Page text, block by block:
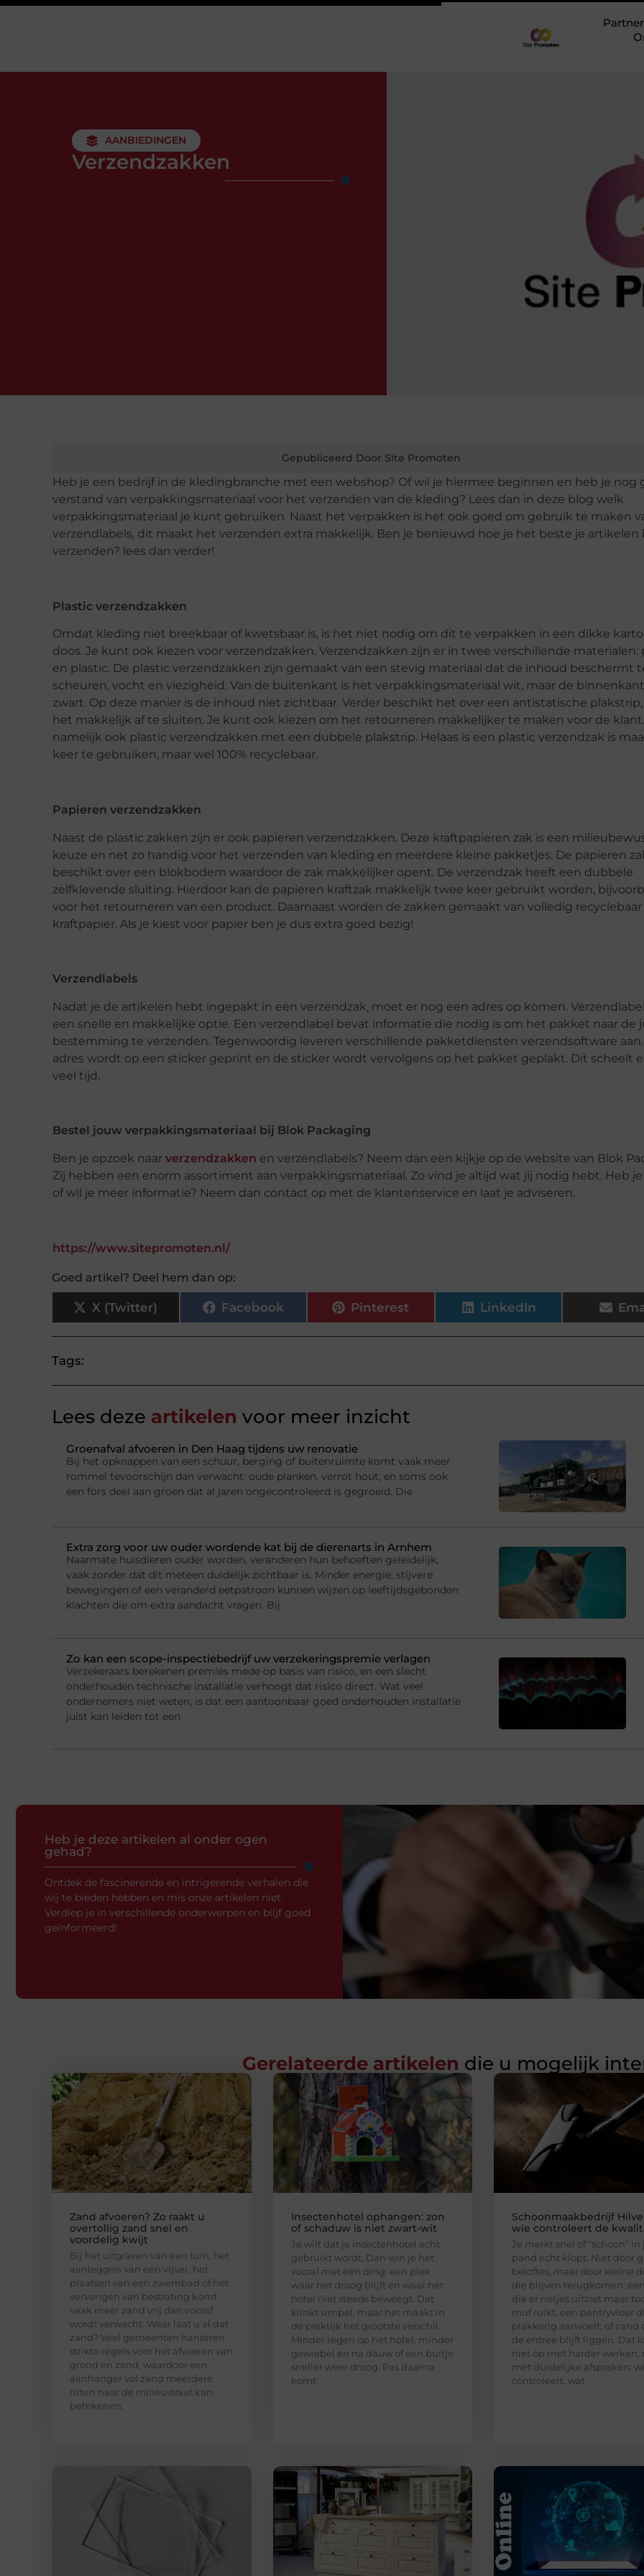
AANBIEDINGEN
Verzendzakken
Gepubliceerd Door Site Promoten
Heb je een bedrijf in de kledingbranche met een webshop? Of wil je hiermee beginnen en heb je nog
verstand van verpakkingsmateriaal voor het verzenden van de kleding? Lees dan in deze blog welk
verpakkingsmateriaal je kunt gebruiken. Naast het verpakken is het ook goed om gebruik te maken
verzendlabels, dit maakt het verzenden extra makkelijk. Ben je benieuwd hoe je het beste je
verzenden? lees dan verder!
Plastic verzendzakken
Omdat kleding niet breekbaar of kwetsbaar is, is het niet nodig om dit te verpakken in een dikke
doos. Je kunt ook kiezen voor verzendzakken. Verzendzakken zijn er in twee verschillende materialen:
en plastic. De plastic verzendzakken zijn gemaakt van een stevig materiaal dat de inhoud beschermt
scheuren, vocht en viezigheid. Van de buitenkant is het verpakkingsmateriaal wit, maar de
zwart. Op deze manier is de inhoud niet zichtbaar. Verder beschikt het over een antistatische plakstrip,
het makkelijk af te sluiten. Je kunt ook kiezen om het retourneren makkelijker te maken voor de
namelijk ook plastic verzendzakken met een dubbele plakstrip. Helaas is een plastic verzendzak is
keer te gebruiken, maar wel 100% recyclebaar.
Papieren verzendzakken
Naast de plastic zakken zijn er ook papieren verzendzakken. Deze kraftpapieren zak is een
keuze en net zo handig voor het verzenden van kleding en meerdere kleine pakketjes. De papieren
beschikt over een blokbodem waardoor de zak makkelijker opent. De verzendzak heeft een dubbele
zelfklevende sluiting. Hierdoor kan de papieren kraftzak makkelijk twee keer gebruikt worden,
voor het retourneren van een product. Daarnaast worden de zakken gemaakt van volledig recyclebaar
kraftpapier. Als je kiest voor papier ben je dus extra goed bezig!
Verzendlabels
Nadat je de artikelen hebt ingepakt in een verzendzak, moet er nog een adres op komen.
een snelle en makkelijke optie. Een verzendlabel bevat informatie die nodig is om het pakket naar de
bestemming te verzenden. Tegenwoordig leveren verschillende pakketdiensten verzendsoftware
adres wordt op een sticker geprint en de sticker wordt vervolgens op het pakket geplakt. Dit scheelt
veel tijd.
Bestel jouw verpakkingsmateriaal bij Blok Packaging
Ben je opzoek naar verzendzakken en verzendlabels? Neem dan een kijkje op de website van Blok
Zij hebben een enorm assortiment aan verpakkingsmateriaal. Zo vind je altijd wat jij nodig hebt. Heb
of wil je meer informatie? Neem dan contact op met de klantenservice en laat je adviseren.
https://www.sitepromoten.nl/
Goed artikel? Deel hem dan op:
X (Twitter) Facebook Pinterest LinkedIn
Tags:
Lees deze artikelen voor meer inzicht
Groenafval afvoeren in Den Haag tijdens uw renovatie
Bij het opknappen van een schuur, berging of buitenruimte komt vaak meer
rommel tevoorschijn dan verwacht: oude planken, verrot hout, en soms ook
een fors deel aan groen dat al jaren ongecontroleerd is gegroeid. Die
Extra zorg voor uw ouder wordende kat bij de dierenarts in Arnhem
Naarmate huisdieren ouder worden, veranderen hun behoeften geleidelijk,
vaak zonder dat dit meteen duidelijk zichtbaar is. Minder energie, stijvere
bewegingen of een veranderd eetpatroon kunnen wijzen op leeftijdsgebonden
klachten die om extra aandacht vragen. Bij
Zo kan een scope-inspectiebedrijf uw verzekeringspremie verlagen
Verzekeraars berekenen premies mede op basis van risico, en een slecht
onderhouden technische installatie verhoogt dat risico direct. Wat veel
ondernemers niet weten, is dat een aantoonbaar goed onderhouden installatie
juist kan leiden tot een
Heb je deze artikelen al onder ogen
gehad?
Ontdek de fascinerende en intrigerende verhalen die
wij te bieden hebben en mis onze artikelen niet.
Verdiep je in verschillende onderwerpen en blijf goed
geïnformeerd!
Gerelateerde artikelen die u mogelijk
Zand afvoeren? Zo raakt u
overtollig zand snel en
voordelig kwijt
Bij het uitgraven van een tuin, het
aanleggen van een vijver, het
plaatsen van een zwembad of het
vervangen van bestrating komt
vaak meer zand vrij dan vooraf
wordt verwacht. Waar laat u al dat
zand? Veel gemeenten hanteren
strikte regels voor het afvoeren van
grond en zand, waardoor een
aanhanger vol zand meerdere
ritten naar de milieustraat kan
betekenen.
Insectenhotel ophangen: zon
of schaduw is niet zwart-wit
Je wilt dat je insectenhotel echt
gebruikt wordt. Dan win je het
vooral met één ding: een plek
waar het droog blijft en waar het
hotel niet steeds beweegt. Dat
klinkt simpel, maar het maakt in
de praktijk het grootste verschil.
Minder regen op het hotel, minder
gewiebel en na dauw of een buitje
sneller weer droog. Pas daarna
komt
Schoonmaakbedrijf
wie controleert de
Je merkt snel of “schoon” in
pand echt klopt. Niet door
beloftes, maar door kleine
die blijven terugkomen:
die er netjes uitziet maar
muf ruikt, een pantryvloer
plakkerig aanvoelt, of zand
de entree blijft liggen. Dat
niet op met harder werken,
met duidelijke afspraken:
controleert, wat